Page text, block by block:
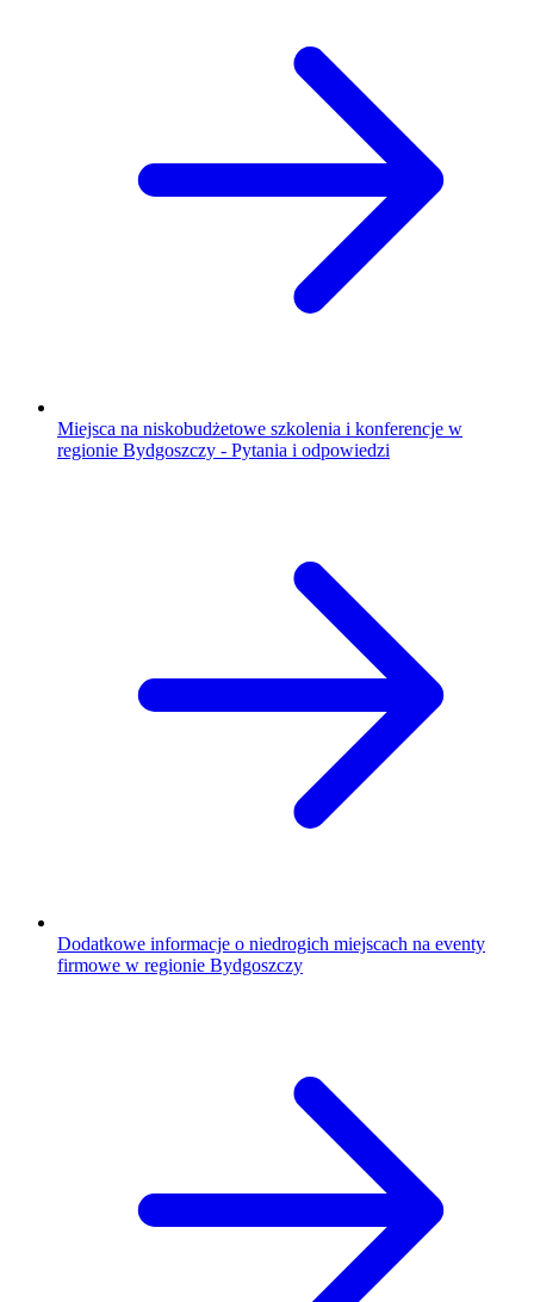
Miejsca na niskobudżetowe szkolenia i konferencje w
regionie Bydgoszczy - Pytania i odpowiedzi
Dodatkowe informacje o niedrogich miejscach na eventy
firmowe w regionie Bydgoszczy